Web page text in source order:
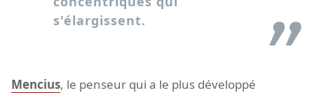
s'élargissent.
Mencius, le penseur qui a le plus développé